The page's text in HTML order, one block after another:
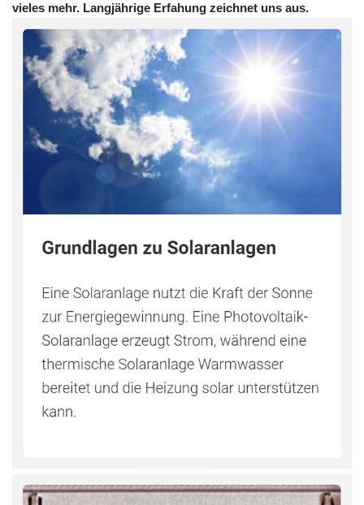
vieles mehr. Langjährige Erfahung zeichnet uns aus.